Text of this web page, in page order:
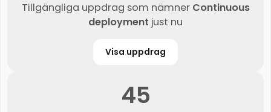
Tillgängliga uppdrag som nämner Continuous
deployment just nu
Visa uppdrag
45